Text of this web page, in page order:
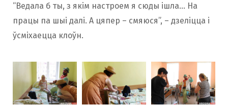
“Ведала б ты, з якім настроем я сюды ішла… На
працы па шыі далі. А цяпер – смяюся”, – дзеліцца і
ўсміхаецца клоўн.